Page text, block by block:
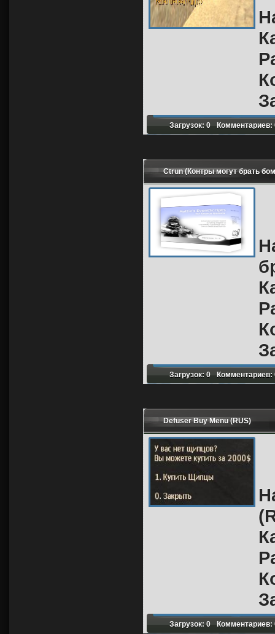
Загрузок: 0 Комментариев:
Ctrun (Контры могут брать
Загрузок: 0 Комментариев:
Defuser Buy Menu (RUS)
Загрузок: 0 Комментариев: